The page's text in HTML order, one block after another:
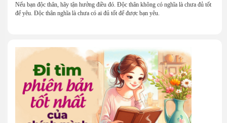
Nếu bạn độc thân, hãy tận hưởng điều đó. Độc thân không có nghĩa là chưa đủ tốt
để yêu. Độc thân nghĩa là chưa có ai đủ tốt để được bạn yêu.